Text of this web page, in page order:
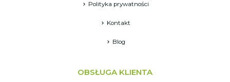
Polityka prywatności
Kontakt
Blog
OBSŁUGA KLIENTA